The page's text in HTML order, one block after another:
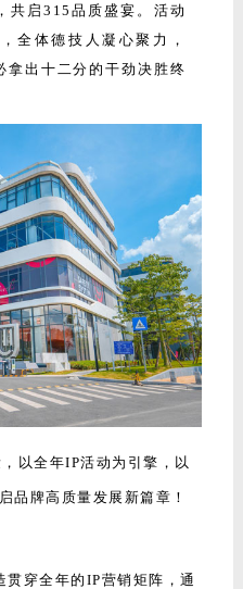
共启315品质盛宴。活动
全体德技人凝心聚力，
拿出十二分的干劲决胜终
以全年IP活动为引擎，以
品牌高质量发展新篇章！
穿全年的IP营销矩阵，通